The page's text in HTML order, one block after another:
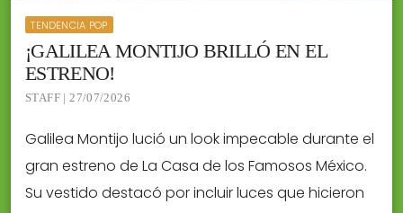
TENDENCIA POP
¡GALILEA MONTIJO BRILLÓ EN EL
ESTRENO!
STAFF | 27/07/2026
Galilea Montijo lució un look impecable durante el
gran estreno de La Casa de los Famosos México.
Su vestido destacó por incluir luces que hicieron